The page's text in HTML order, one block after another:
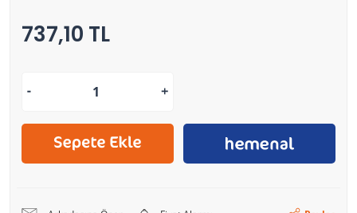
737,10 TL